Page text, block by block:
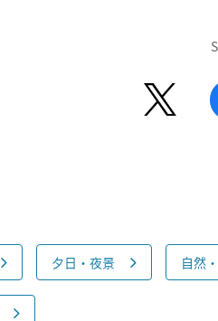
夕日・夜景 自然